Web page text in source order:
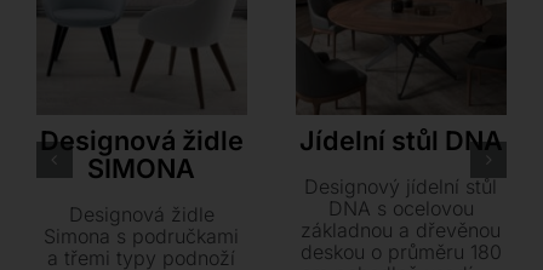
Designová židle
SIMONA
Designová židle
Simona s područkami
a třemi typy podnoží
Jídelní stůl DNA
Designový jídelní stůl
DNA s ocelovou
základnou a dřevěnou
deskou o průměru 180